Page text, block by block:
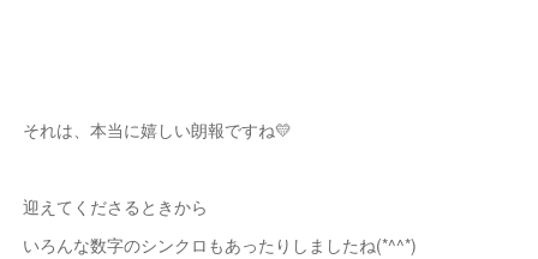
それは、本当に嬉しい朗報ですね💛
迎えてくださるときから
いろんな数字のシンクロもあったりしましたね(*^^*)